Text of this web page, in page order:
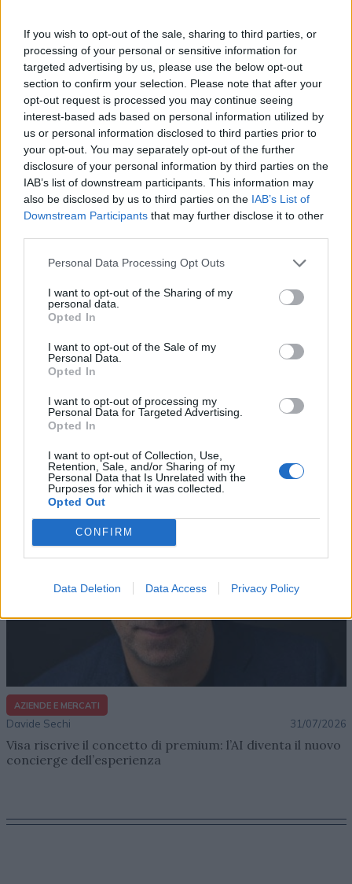
If you wish to opt-out of the sale, sharing to third parties, or
processing of your personal or sensitive information for
targeted advertising by us, please use the below opt-out
section to confirm your selection. Please note that after your
opt-out request is processed you may continue seeing
interest-based ads based on personal information utilized by
us or personal information disclosed to third parties prior to
your opt-out. You may separately opt-out of the further
disclosure of your personal information by third parties on the
IAB’s list of downstream participants. This information may
also be disclosed by us to third parties on the IAB’s List of
Downstream Participants that may further disclose it to other
Personal Data Processing Opt Outs
I want to opt-out of the Sharing of my
personal data.
Opted In
I want to opt-out of the Sale of my
Personal Data.
Opted In
I want to opt-out of processing my
Personal Data for Targeted Advertising.
Opted In
I want to opt-out of Collection, Use,
Retention, Sale, and/or Sharing of my
Personal Data that Is Unrelated with the
Purposes for which it was collected.
Opted Out
CONFIRM
Data Deletion Data Access Privacy Policy
Altri articoli che potrebbero piacerti
Davide Sechi 31/07/2026
Dal lusso circolare all’intelligenza artificiale: come
impresa e musica
AZIENDE E MERCATI
Davide Sechi 31/07/2026
Visa riscrive il concetto di premium: l’AI diventa il nuovo
concierge dell’esperienza